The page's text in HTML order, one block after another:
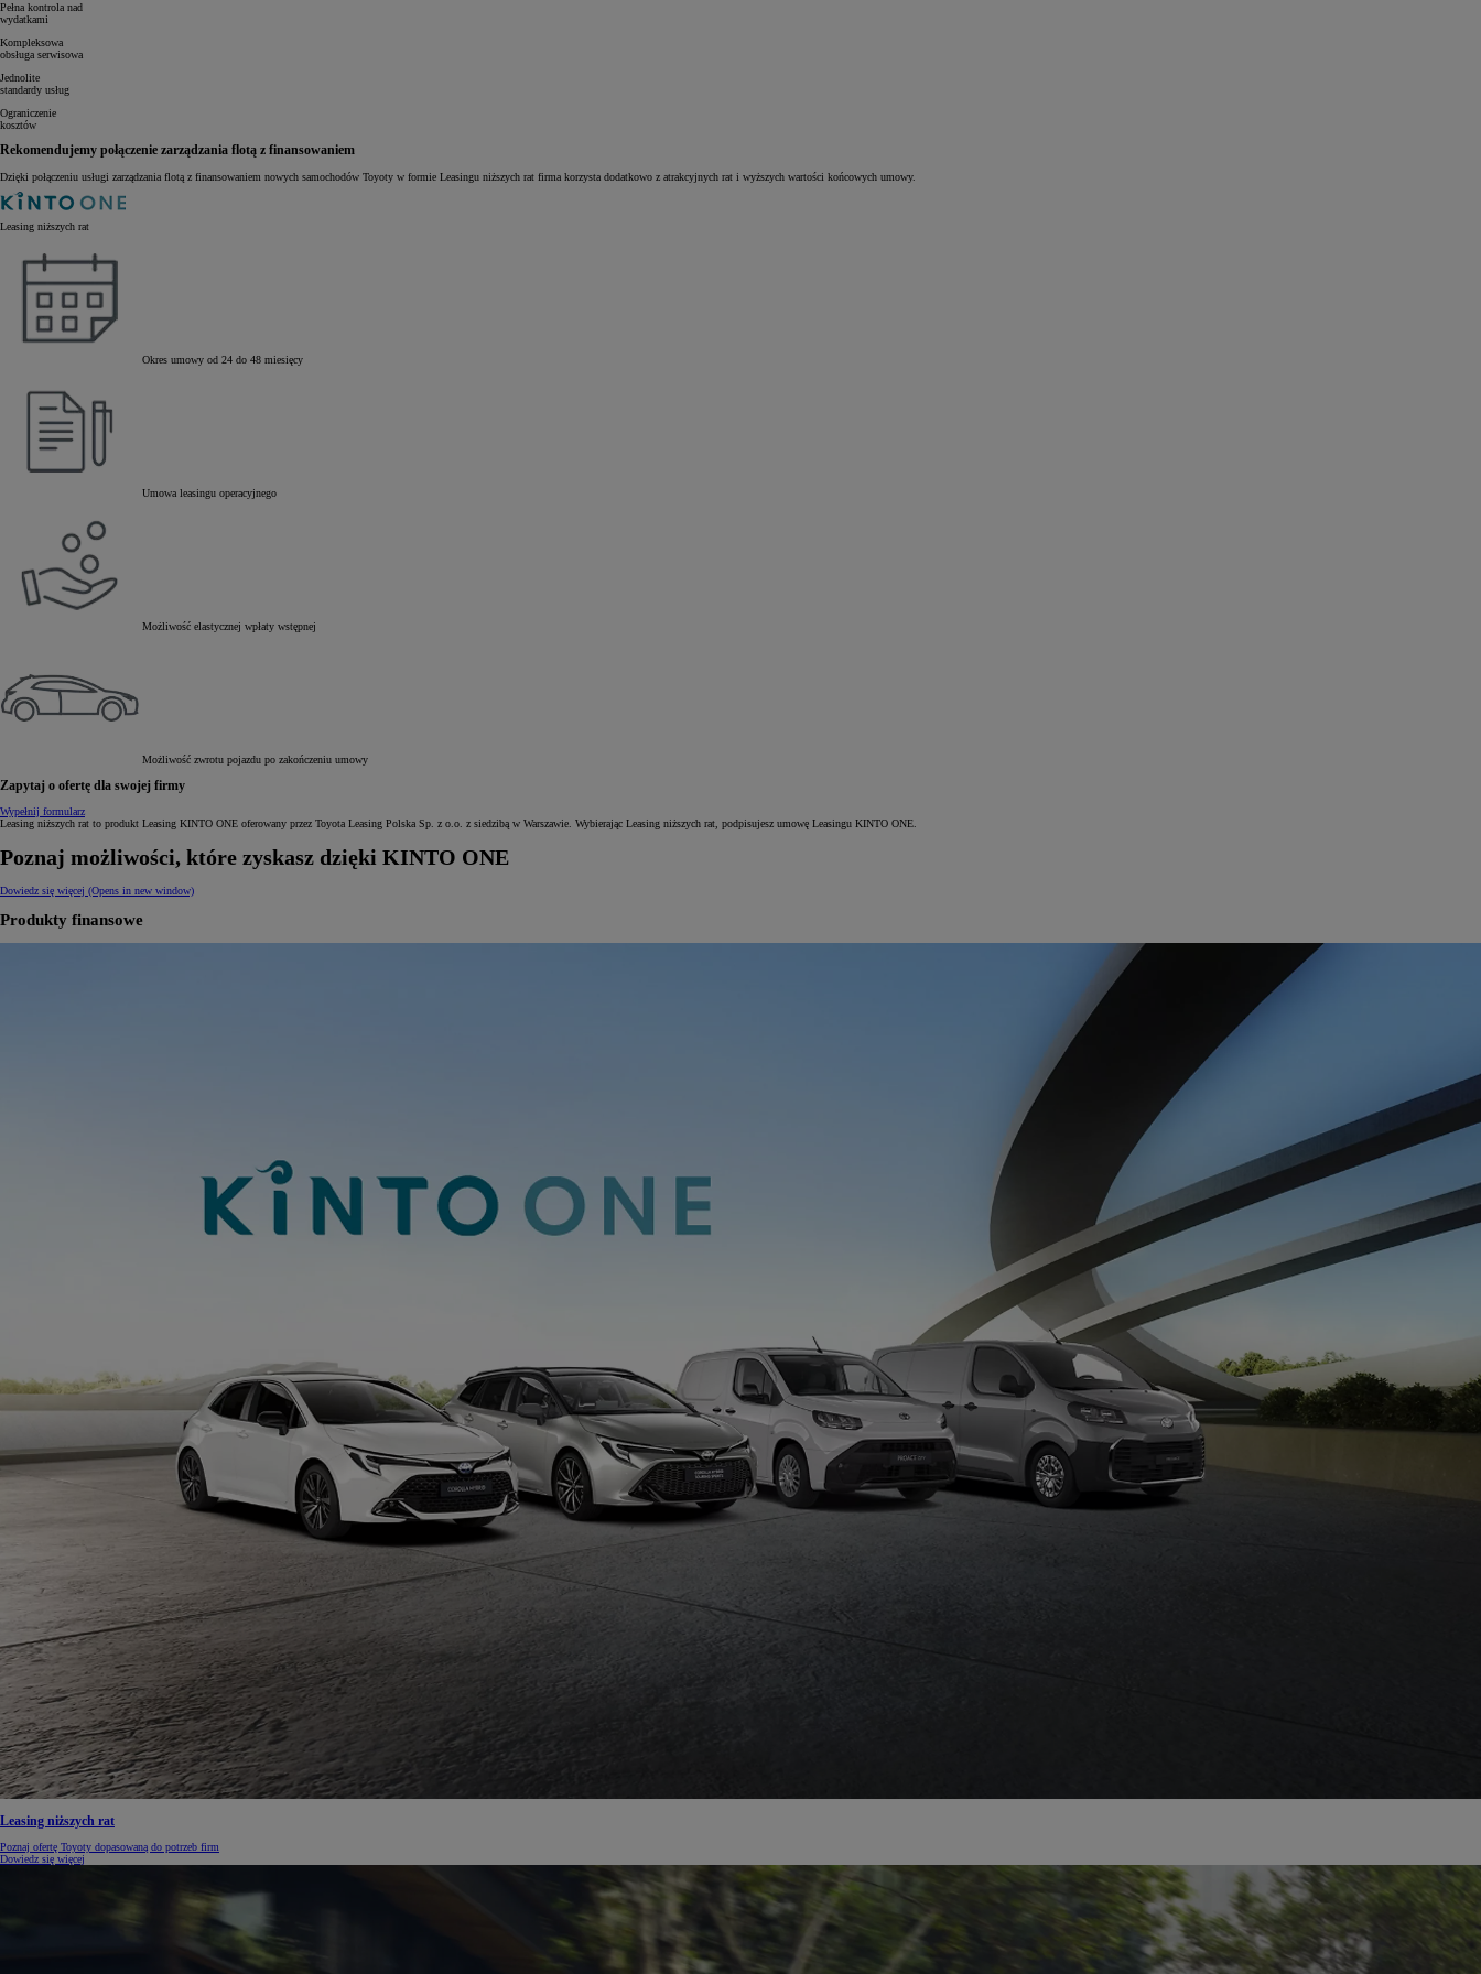
Corolla Hatchback
HYBRID
Pełna kontrola nad
wydatkami
Kompleksowa
obsługa serwisowa
Jednolite
standardy usług
Ograniczenie
kosztów
Rekomendujemy połączenie zarządzania flotą z finansowaniem
Dzięki połączeniu usługi zarządzania flotą z finansowaniem nowych samochodów Toyoty w formie Leasingu niższych rat firma korzysta dodatkowo z atrakcyjnych rat i wyższych wartości końcowych umowy.
Leasing niższych rat
Okres umowy od 24 do 48 miesięcy
Umowa leasingu operacyjnego
Możliwość elastycznej wpłaty wstępnej
Możliwość zwrotu pojazdu po zakończeniu umowy
Zapytaj o ofertę dla swojej firmy
Wypełnij formularz
Leasing niższych rat to produkt Leasing KINTO ONE oferowany przez Toyota Leasing Polska Sp. z o.o. z siedzibą w Warszawie. Wybierając Leasing niższych rat, podpisujesz umowę Leasingu KINTO ONE.
Poznaj możliwości, które zyskasz dzięki KINTO ONE
Dowiedz się więcej (Opens in new window)
Produkty finansowe
Leasing niższych rat
Poznaj ofertę Toyoty dopasowaną do potrzeb firm
Dowiedz się więcej